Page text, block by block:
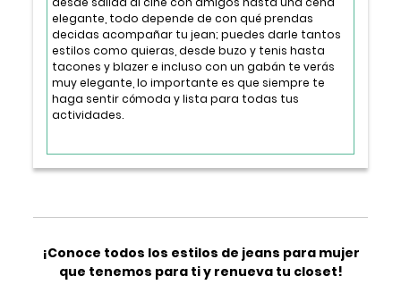
elegante, todo depende de con qué prendas
decidas acompañar tu jean; puedes darle tantos
estilos como quieras, desde buzo y tenis hasta
tacones y blazer e incluso con un gabán te verás
muy elegante, lo importante es que siempre te
haga sentir cómoda y lista para todas tus
actividades.
¡Conoce todos los estilos de jeans para mujer
que tenemos para ti y renueva tu closet!